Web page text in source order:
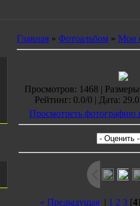
Главная » Фотоальбом » Мои
Просмотров: 1468 |
Рейтинг: 0.0/0 | Дата:
Просмотреть фотографию
« Предыдущая | 1 2 3 [4